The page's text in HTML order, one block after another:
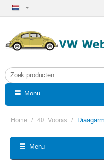
Menu
Home / 40. Vooras /
Menu